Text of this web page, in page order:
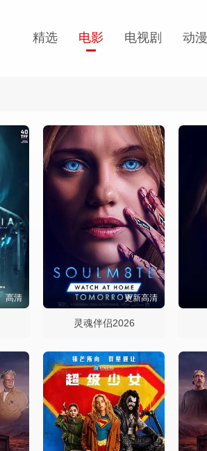
精选 电影 电视剧 动漫
高清 更新高清
灵魂伴侣2026